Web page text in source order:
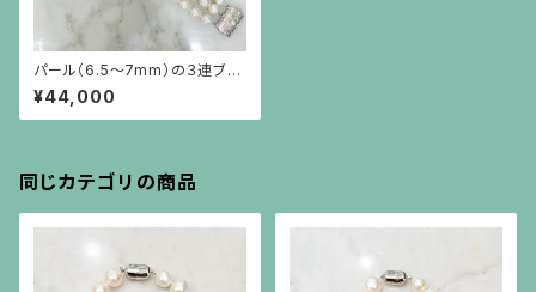
パール（6.5〜7mm）の３連ブレ
スレット
¥44,000
同じカテゴリの商品